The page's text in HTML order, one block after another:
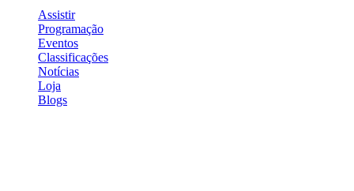
Assistir
Programação
Eventos
Classificações
Notícias
Loja
Blogs